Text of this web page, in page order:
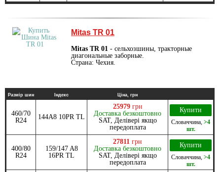
Mitas TR 01
Mitas TR 01 - сельхозшины, тракторные
диагональные заборные.
Страна: Чехия.
Размір шин Індекс Ціна, грн
460/70
R24
144A8 10PR TL
25979 грн
Доставка безкоштовно
SAT, Делівері якщо
передоплата
Купити
Словаччина >4
шт.
400/80
R24
159/147 A8
16PR TL
27811 грн
Доставка безкоштовно
SAT, Делівері якщо
передоплата
Купити
Словаччина >4
шт.